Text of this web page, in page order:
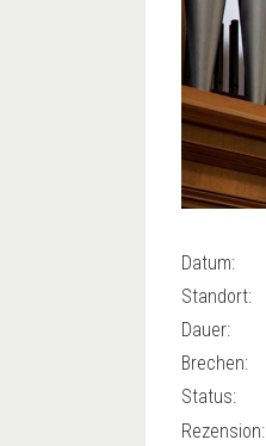
Datum:
Standort:
Dauer:
Brechen:
Status:
Rezension: